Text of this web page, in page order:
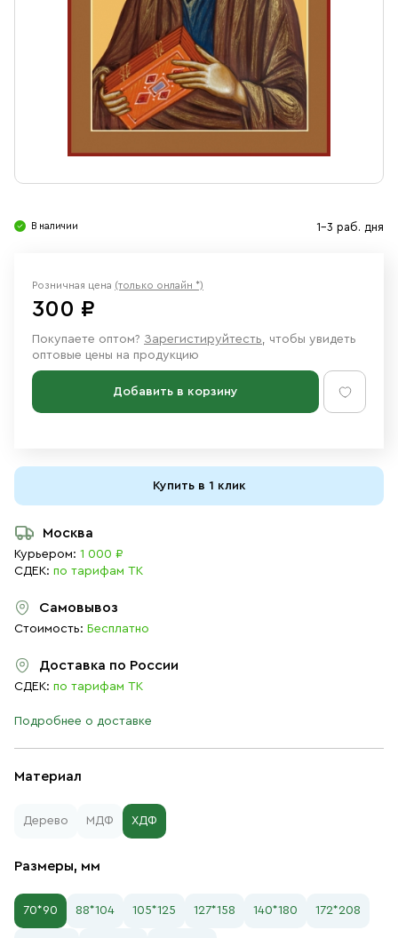
Ювелирные изделия
В наличии 1-3 раб. дня
Материал
Дерево МДФ ХДФ
Размеры, мм
70*90 88*104 105*125 127*158 140*180 172*208
Розничная цена (только онлайн *)
300 ₽
Покупаете оптом? Зарегистируйтесть, чтобы увидеть
оптовые цены на продукцию
Добавить в корзину
Купить в 1 клик
Москва
Курьером: 1 000 ₽
СДЕК: по тарифам ТК
Самовывоз
Стоимость: Бесплатно
Доставка по России
СДЕК: по тарифам ТК
Подробнее о доставке